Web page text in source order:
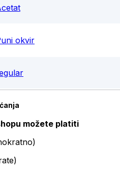
okvir
možete platiti